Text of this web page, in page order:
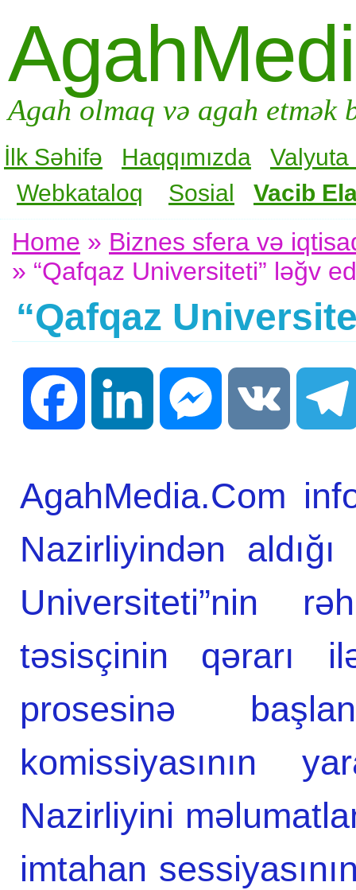
Agah olmaq və agah
İlk Səhifə Haqqımızda
Valyuta
Webkataloq
Sosial Vacib
Home » Biznes sfera və
» “Qafqaz Universiteti” ləğv
“Qafqaz
Facebook LinkedIn Messenger VK
AgahMedia.Com
Nazirliyindən
Universiteti”nin
təsisçinin qərarı
prosesinə
komissiyasının
Nazirliyini
imtahan